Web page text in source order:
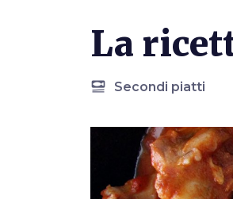
La
set_meal Secondi piatti